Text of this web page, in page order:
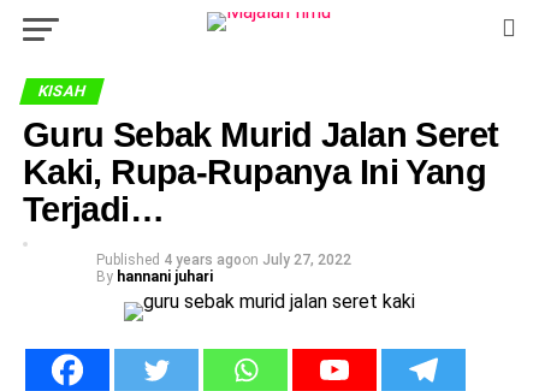
KISAH
Guru Sebak Murid Jalan Seret
Kaki, Rupa-Rupanya Ini Yang
Terjadi…
Published 4 years agoon July 27, 2022
By hannani juhari